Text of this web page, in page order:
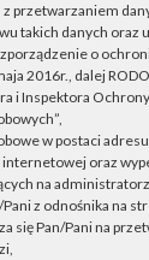
przetwarzaniem
takich danych oraz
o
2016r., dalej
i Inspektora
w postaci
oraz
na
z odnośnika na
się Pan/Pani na